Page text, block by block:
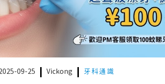
09-25 Vickong 牙科通識